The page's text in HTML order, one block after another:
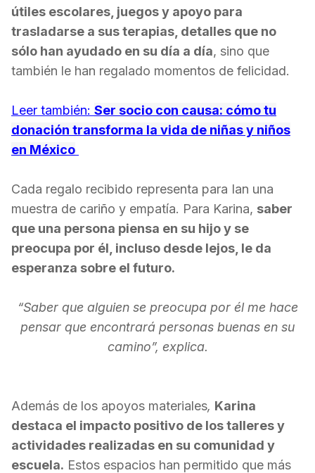
útiles escolares, juegos y apoyo para
trasladarse a sus terapias, detalles que no
sólo han ayudado en su día a día, sino que
también le han regalado momentos de felicidad.
Leer también: Ser socio con causa: cómo tu
donación transforma la vida de niñas y niños
en México
Cada regalo recibido representa para Ian una
muestra de cariño y empatía. Para Karina, saber
que una persona piensa en su hijo y se
preocupa por él, incluso desde lejos, le da
esperanza sobre el futuro.
“Saber que alguien se preocupa por él me hace
pensar que encontrará personas buenas en su
camino”, explica.
Además de los apoyos materiales, Karina
destaca el impacto positivo de los talleres y
actividades realizadas en su comunidad y
escuela. Estos espacios han permitido que más